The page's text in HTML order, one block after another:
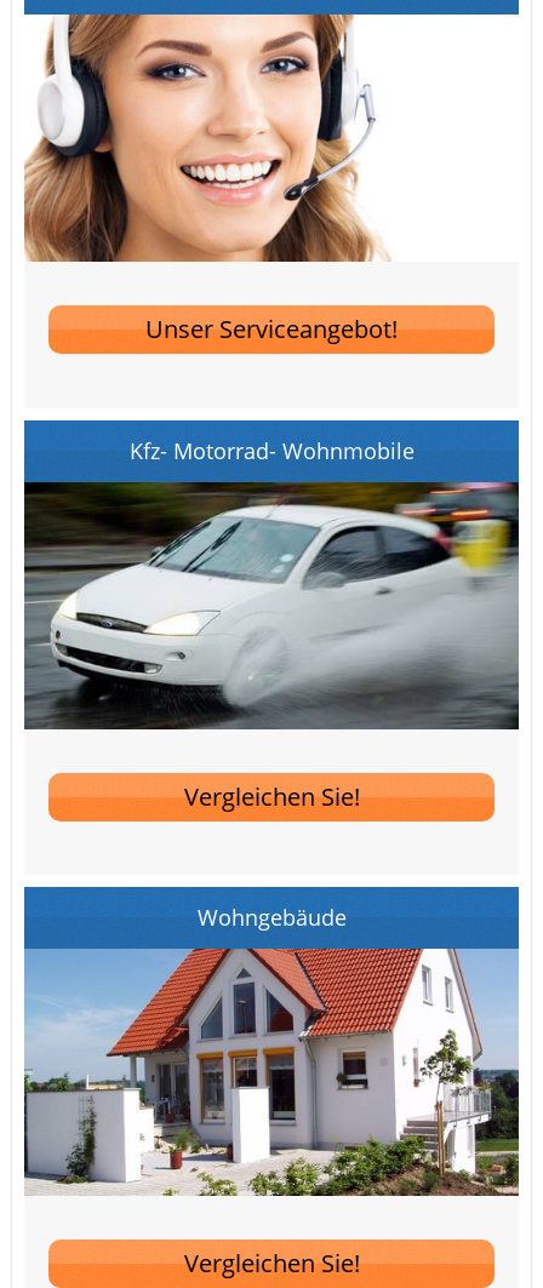
Unser Serviceangebot!
Kfz- Motorrad- Wohnmobile
Vergleichen Sie!
Wohngebäude
Vergleichen Sie!